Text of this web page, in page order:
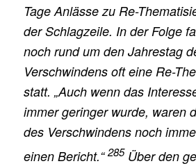
Tage Anlässe zu Re-
der Schlagzeile. In der Folge
noch rund um den Jahrestag
Verschwindens oft eine Re-
statt. „Auch wenn das
immer geringer wurde, waren
des Verschwindens noch
einen Bericht.“285Über den